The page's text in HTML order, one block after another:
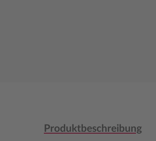
Produktbeschreibung